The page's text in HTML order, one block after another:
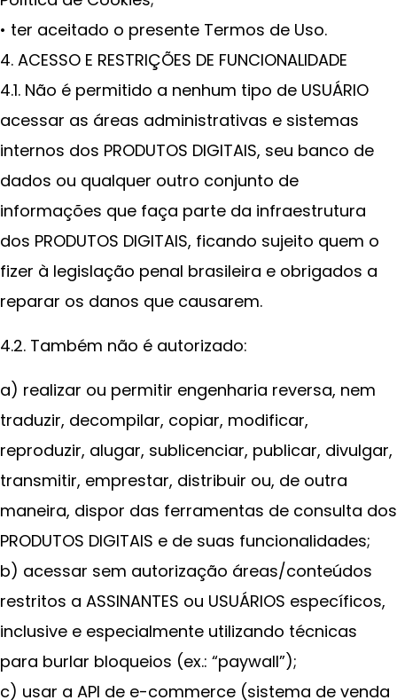
• ter aceitado o presente Termos de Uso.
4. ACESSO E RESTRIÇÕES DE FUNCIONALIDADE
4.1. Não é permitido a nenhum tipo de USUÁRIO
acessar as áreas administrativas e sistemas
internos dos PRODUTOS DIGITAIS, seu banco de
dados ou qualquer outro conjunto de
informações que faça parte da infraestrutura
dos PRODUTOS DIGITAIS, ficando sujeito quem o
fizer à legislação penal brasileira e obrigados a
reparar os danos que causarem.
4.2. Também não é autorizado:
a) realizar ou permitir engenharia reversa, nem
traduzir, decompilar, copiar, modificar,
reproduzir, alugar, sublicenciar, publicar, divulgar,
transmitir, emprestar, distribuir ou, de outra
maneira, dispor das ferramentas de consulta dos
PRODUTOS DIGITAIS e de suas funcionalidades;
b) acessar sem autorização áreas/conteúdos
restritos a ASSINANTES ou USUÁRIOS específicos,
inclusive e especialmente utilizando técnicas
para burlar bloqueios (ex.: “paywall”);
c) usar a API de e-commerce (sistema de venda